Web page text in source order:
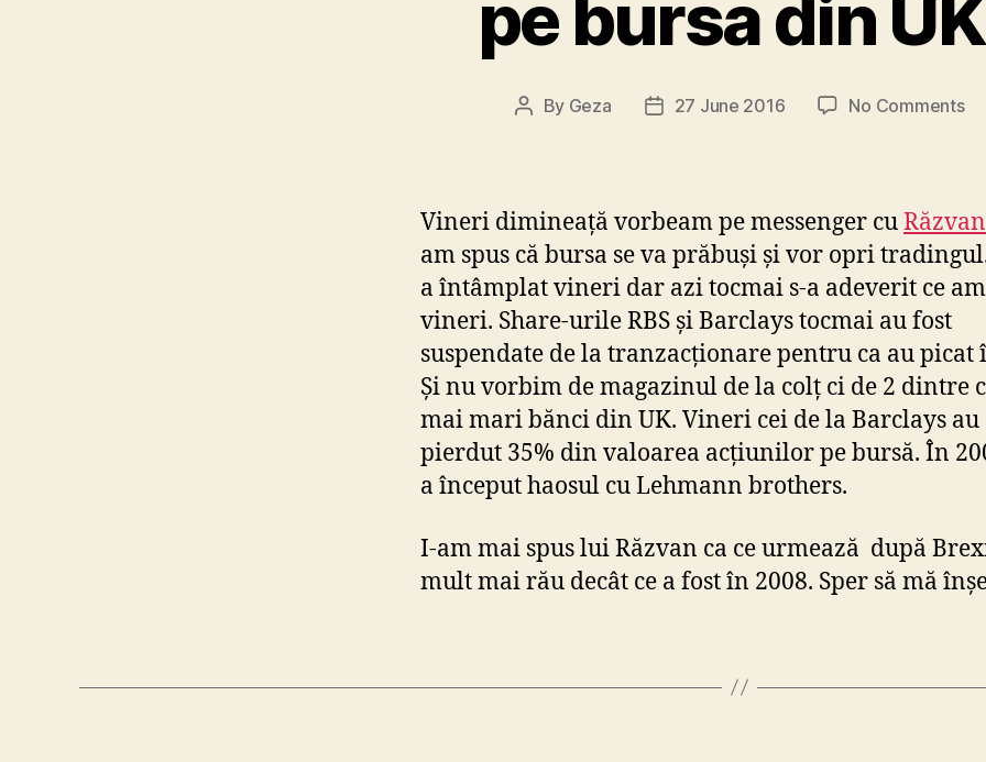
pe bursa din
Post
By Geza
Post27 June 2016 No Commentson
au
la
pe
Vineri dimineață vorbeam pe messenger cuRăzvan
am spus că bursa se va prăbuși și vor opri
a întâmplat vineri dar azi tocmai s-a adeverit ce
vineri. Share-urile RBS și Barclays tocmai au fost
suspendate de la tranzacționare pentru ca au picat
Și nu vorbim de magazinul de la colț ci de 2 dintre
mai mari bănci din UK. Vineri cei de la Barclays au
pierdut 35% din valoarea acțiunilor pe bursă. În
a început haosul cu Lehmann brothers.
I-am mai spus lui Răzvan ca ce urmează după
mult mai rău decât ce a fost în 2008. Sper să mă